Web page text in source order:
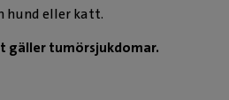
hund eller katt.
gäller tumörsjukdomar.